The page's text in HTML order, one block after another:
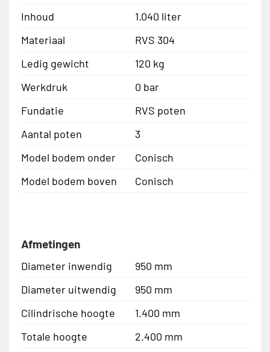
Inhoud
1.040 liter
Materiaal
RVS 304
Ledig gewicht
120 kg
Werkdruk
0 bar
Fundatie
RVS poten
Aantal poten
3
Model bodem onder
Conisch
Model bodem boven
Conisch
Afmetingen
Diameter inwendig
950 mm
Diameter uitwendig
950 mm
Cilindrische hoogte
1.400 mm
Totale hoogte
2.400 mm